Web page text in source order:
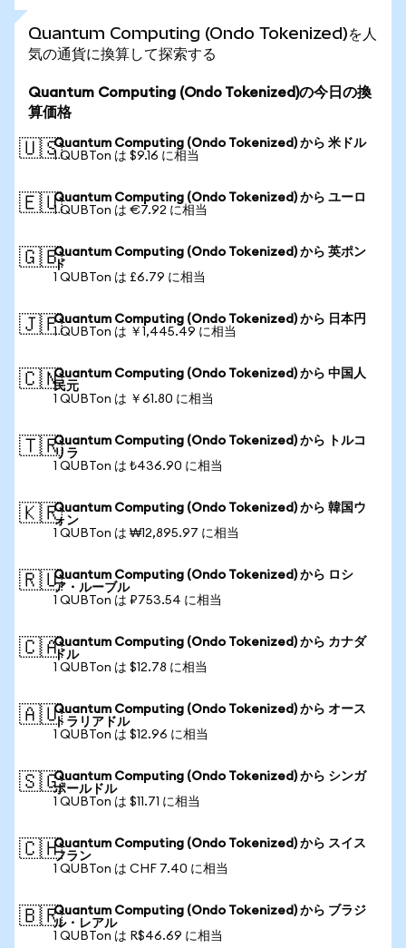
Quantum Computing (Ondo Tokenized)を人
気の通貨に換算して探索する
Quantum Computing (Ondo Tokenized)の今日の換
算価格
🇺🇸Quantum Computing (Ondo Tokenized) から 米ドル
1 QUBTon は $9.16 に相当
🇪🇺Quantum Computing (Ondo Tokenized) から ユーロ
1 QUBTon は €7.92 に相当
🇬🇧Quantum Computing (Ondo Tokenized) から 英ポン
ド
1 QUBTon は £6.79 に相当
🇯🇵Quantum Computing (Ondo Tokenized) から 日本円
1 QUBTon は ￥1,445.49 に相当
🇨🇳Quantum Computing (Ondo Tokenized) から 中国人
民元
1 QUBTon は ￥61.80 に相当
🇹🇷Quantum Computing (Ondo Tokenized) から トルコ
リラ
1 QUBTon は ₺436.90 に相当
🇰🇷Quantum Computing (Ondo Tokenized) から 韓国ウ
ォン
1 QUBTon は ₩12,895.97 に相当
🇷🇺Quantum Computing (Ondo Tokenized) から ロシ
ア・ルーブル
1 QUBTon は ₽753.54 に相当
🇨🇦Quantum Computing (Ondo Tokenized) から カナダ
ドル
1 QUBTon は $12.78 に相当
🇦🇺Quantum Computing (Ondo Tokenized) から オース
トラリアドル
1 QUBTon は $12.96 に相当
🇸🇬Quantum Computing (Ondo Tokenized) から シンガ
ポールドル
1 QUBTon は $11.71 に相当
🇨🇭Quantum Computing (Ondo Tokenized) から スイス
フラン
1 QUBTon は CHF 7.40 に相当
🇧🇷Quantum Computing (Ondo Tokenized) から ブラジ
ル・レアル
1 QUBTon は R$46.69 に相当